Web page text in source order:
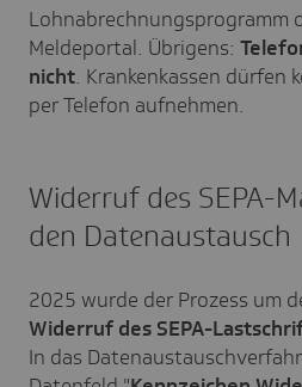
Lohnabrechnungsprogramm
Meldeportal. Übrigens:
nicht. Krankenkassen dürfen
per Telefon aufnehmen.
Widerruf des SEPA-
den Datenaustausch
2025 wurde der Prozess um
Widerruf des SEPA-
In das